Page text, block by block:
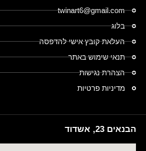
twinart6@gmail.com
בלוג
העלאת קובץ אישי להדפסה
תנאי שימוש באתר
הצהרת נגישות
מדיניות פרטיות
הבנאים 23, אשדוד